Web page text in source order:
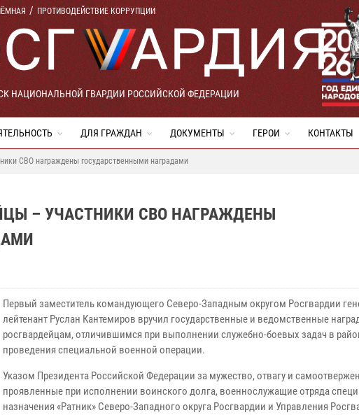
ПРОТИВОДЕЙСТВИЕ КОРРУПЦИИ
НАЦИОНАЛЬНОЙ ГВАРДИИ РОССИЙСКОЙ ФЕДЕРАЦИИ
ДЛЯ ГРАЖДАН ДОКУМЕНТЫ ГЕРОИ КОНТАКТЫ
СВО награждены государственными наградами
– УЧАСТНИКИ СВО НАГРАЖДЕНЫ
Первый заместитель командующего Северо-Западным округом Росгвардии
лейтенант Руслан Кантемиров вручил государственные и ведомственные
росгвардейцам, отличившимся при выполнении служебно-боевых задач в
проведения специальной военной операции.
Указом Президента Российской Федерации за мужество, отвагу и
проявленные при исполнении воинского долга, военнослужащие отряда
назначения «Ратник» Северо-Западного округа Росгвардии и Управления